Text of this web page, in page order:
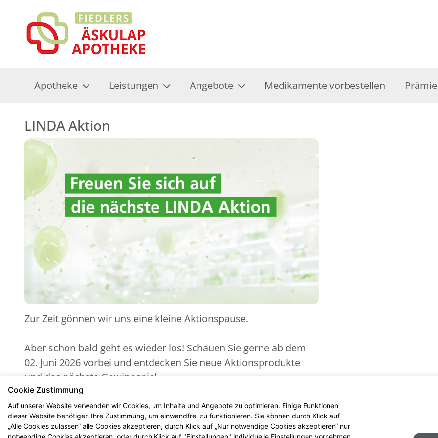
Apotheke Leistungen Angebote Medikamente vorbestellen
LINDA Aktion
Zur Zeit gönnen wir uns eine kleine Aktionspause.
Aber schon bald geht es wieder los! Schauen Sie gerne ab dem
02. Juni 2026 vorbei und entdecken Sie neue Aktionsprodukte
und das nächste Gewinnspiel.
Cookie Zustimmung
Auf unserer Website verwenden wir Cookies, um Inhalte und Angebote zu optimieren. Einige Funktionen
dieser Website benötigen Ihre Zustimmung, um einwandfrei zu funktionieren. Sie können durch Klick auf
„Alle Cookies zulassen“ alle Cookies akzeptieren, durch Klick auf „Nur notwendige Cookies akzeptieren“ nur
notwendige Cookies akzeptieren, oder durch Klick auf "Einstellungen" individuelle Einstellungen vornehmen.